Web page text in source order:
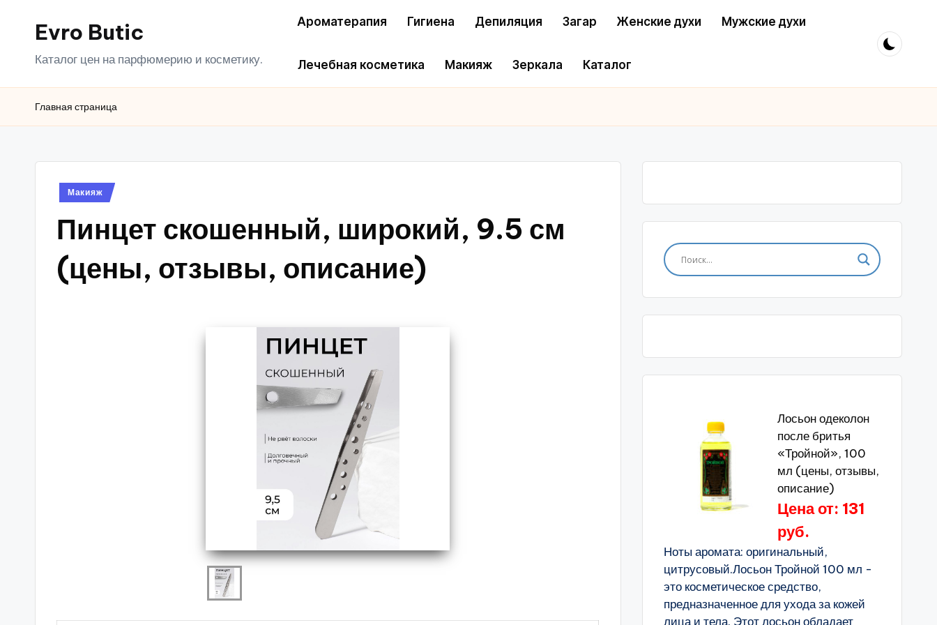
ПерейтиEvro Butic
Каталог цен на парфюмерию и косметику.
Ароматерапия Гигиена Депиляция Загар Женские духи Мужские духи
Лечебная косметика Макияж Зеркала Каталог
Главная страница
Опубликовано
Макияж
Пинцет скошенный, широкий, 9.5 см
(цены, отзывы, описание)
Лосьон одеколон
после бритья
«Тройной», 100
мл (цены, отзывы,
описание)
Цена от: 131
руб.
Ноты аромата: оригинальный,
цитрусовый.Лосьон Тройной 100 мл -
это косметическое средство,
предназначенное для ухода за кожей
лица и тела. Этот лосьон обладает